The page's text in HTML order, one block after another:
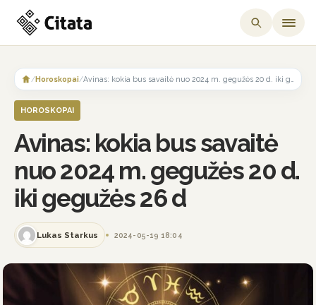
content
/Horoskopai/
HOROSKOPAI
Avinas: kokia bus savaitė
nuo 2024 m. gegužės 20 d.
iki gegužės 26 d
Lukas Starkus 2024-05-19 18:04